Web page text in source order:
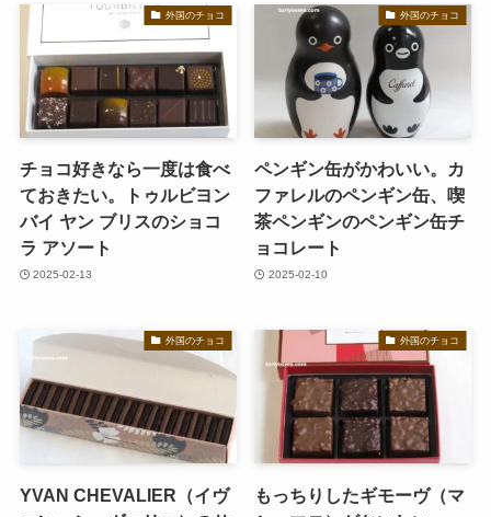
外国のチョコ
チョコ好きなら一度は食べ
ておきたい。トゥルビヨン
バイ ヤン ブリスのショコ
ラ アソート
2025-02-13
外国のチョコ
ペンギン缶がかわいい。カ
ファレルのペンギン缶、喫
茶ペンギンのペンギン缶チ
ョコレート
2025-02-10
外国のチョコ
YVAN CHEVALIER（イヴ
外国のチョコ
もっちりしたギモーヴ（マ